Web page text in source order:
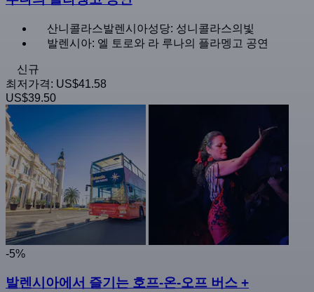
산니콜라스발렌시아성당: 성니콜라스의빛
발렌시아: 엘 토로와 라 루나의 플라멩고 공연
신규
최저가격: US$41.58
US$39.50
-5%
발렌시아에서 즐기는 호프-온-오프 버스 +